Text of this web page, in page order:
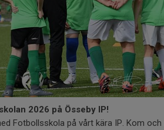
2026 på Össeby IP!
Fotbollsskola på vårt kära IP. Kom